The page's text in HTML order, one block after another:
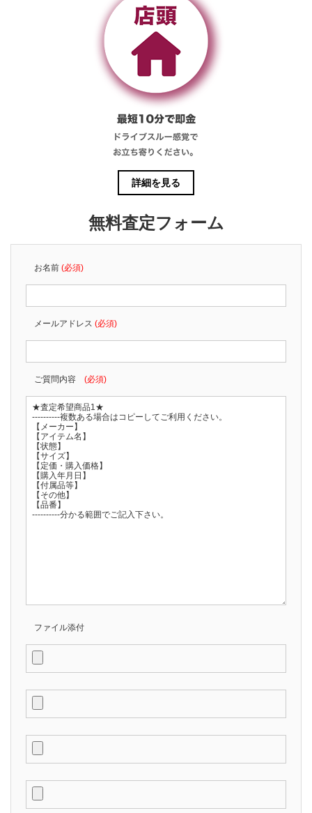
詳細を見る
無料査定フォーム
お名前 (必須)
メールアドレス (必須)
ご質問内容 (必須)
ファイル添付